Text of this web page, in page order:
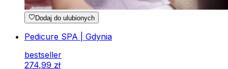
Dodaj do ulubionych
Pedicure SPA | Gdynia
bestseller
274,99 zł